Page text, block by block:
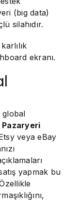
(big data)
silahıdır.
ekranı.
global
Pazaryeri
veya eBay
yapmak bu